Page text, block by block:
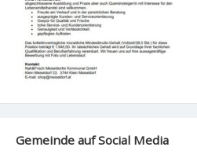
Gemeinde auf Social Media